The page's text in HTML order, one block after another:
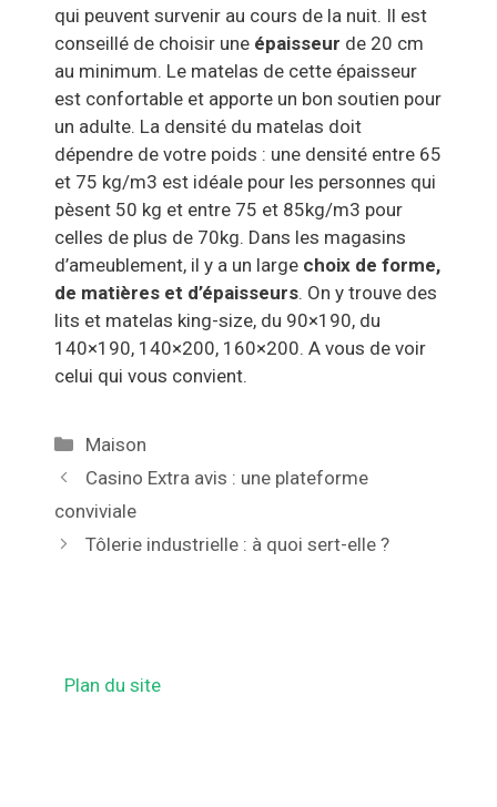
qui peuvent survenir au cours de la nuit. Il est
conseillé de choisir une épaisseur de 20 cm
au minimum. Le matelas de cette épaisseur
est confortable et apporte un bon soutien pour
un adulte. La densité du matelas doit
dépendre de votre poids : une densité entre 65
et 75 kg/m3 est idéale pour les personnes qui
pèsent 50 kg et entre 75 et 85kg/m3 pour
celles de plus de 70kg. Dans les magasins
d’ameublement, il y a un large choix de forme,
de matières et d’épaisseurs. On y trouve des
lits et matelas king-size, du 90×190, du
140×190, 140×200, 160×200. A vous de voir
celui qui vous convient.
Catégories
Maison
Navigation
Casino Extra avis : une plateforme
conviviale
Tôlerie industrielle : à quoi sert-elle ?
Plan du site